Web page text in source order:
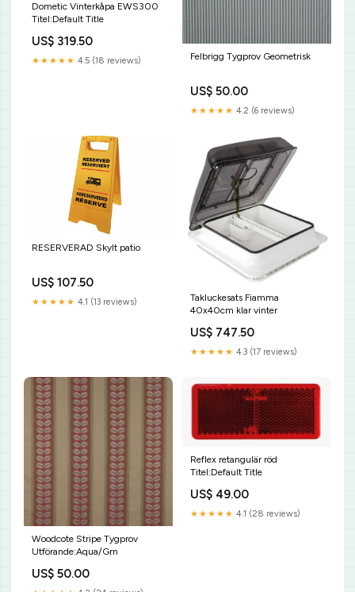
Dometic Vinterkåpa EWS300
Titel:Default Title
US$ 319.50
★★★★★ 4.5 (18 reviews) Felbrigg Tygprov Geometrisk
US$ 50.00
★★★★★ 4.2 (6 reviews)
RESERVERAD Skylt patio
US$ 107.50
★★★★★ 4.1 (13 reviews)
Takluckesats Fiamma
40x40cm klar vinter
US$ 747.50
★★★★★ 4.3 (17 reviews)
Woodcote Stripe Tygprov
Utförande:Aqua/Grn
US$ 50.00
Reflex retangulär röd
Titel:Default Title
US$ 49.00
★★★★★ 4.1 (28 reviews)